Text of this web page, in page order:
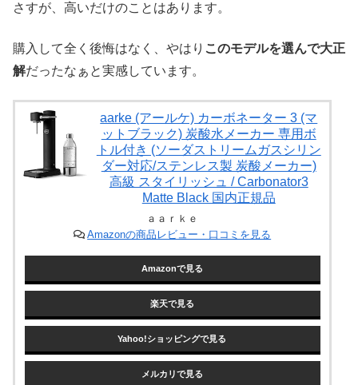
さすが、高いだけのことはあります。
購入して全く後悔はなく、やはり このモデルを選んで大正
解だったなぁと実感しています。
aarke (アールケ) カーボネーター 3 (マ
ットブラック) 炭酸水メーカー 専用ボ
トル付き (ソーダストリームガスシリン
ダー対応/ステンレス製 炭酸メーカー)
高級 スタイリッシュ / Carbonator3
Matte Black 国内正規品
ａａｒｋｅ
Amazonの商品レビュー・口コミを見る
Amazonで見る
楽天で見る
Yahoo!ショッピングで見る
メルカリで見る